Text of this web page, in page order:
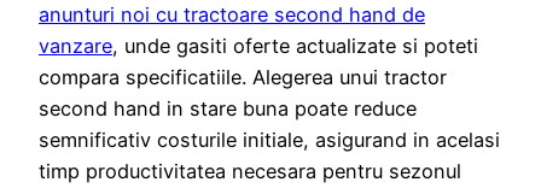
anunturi noi cu tractoare second hand de
vanzare, unde gasiti oferte actualizate si poteti
compara specificatiile. Alegerea unui tractor
second hand in stare buna poate reduce
semnificativ costurile initiale, asigurand in acelasi
timp productivitatea necesara pentru sezonul